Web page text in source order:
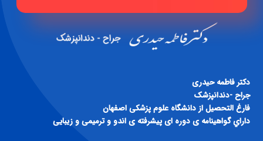
دكتر فاطمه حيدری
جراح -دندانپزشک
فارغ التحصيل از دانشگاه علوم پزشكی اصفهان
داراي گواهينامه ی دوره ای پيشرفته ی اندو و ترميمی و زيبايی